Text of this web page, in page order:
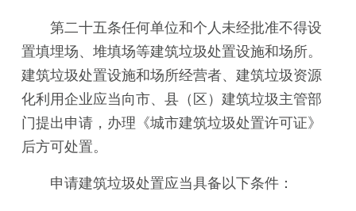
第二十五条任何单位和个人未经批准不得设
置填埋场、堆填场等建筑垃圾处置设施和场所。
建筑垃圾处置设施和场所经营者、建筑垃圾资源
化利用企业应当向市、县（区）建筑垃圾主管部
门提出申请，办理《城市建筑垃圾处置许可证》
后方可处置。
申请建筑垃圾处置应当具备以下条件：